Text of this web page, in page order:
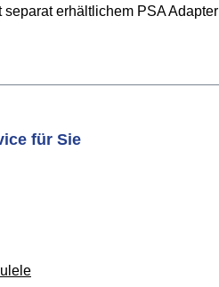
separat erhältlichem PSA Adapter
für Sie